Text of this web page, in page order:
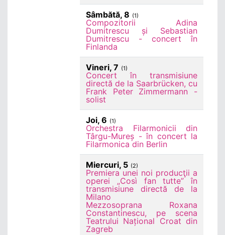
Sâmbătă, 8 (1)
Compozitorii Adina
Dumitrescu și Sebastian
Dumitrescu - concert în
Finlanda
Vineri, 7 (1)
Concert în transmisiune
directă de la Saarbrücken, cu
Frank Peter Zimmermann -
solist
Joi, 6 (1)
Orchestra Filarmonicii din
Târgu-Mureș - în concert la
Filarmonica din Berlin
Miercuri, 5 (2)
Premiera unei noi producţii a
operei „Così fan tutte” în
transmisiune directă de la
Milano
Mezzosoprana Roxana
Constantinescu, pe scena
Teatrului Național Croat din
Zagreb